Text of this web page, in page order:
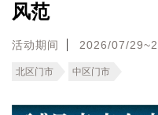
风范
活动期间 2026/07/
北区门市 中区门市